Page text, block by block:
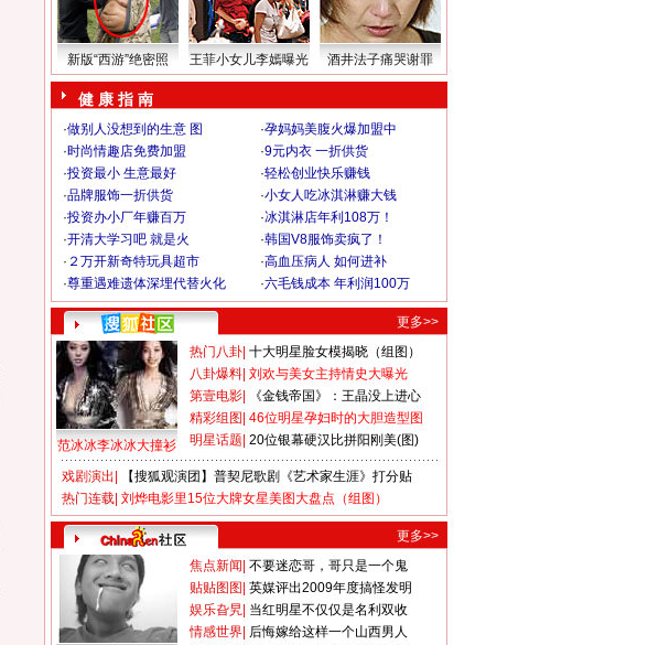
新版“西游”绝密照 王菲小女儿李嫣曝光 酒井法子痛哭谢罪
健 康 指 南
·做别人没想到的生意 图 ·孕妈妈美腹火爆加盟中
·时尚情趣店免费加盟 ·9元内衣 一折供货
·投资最小 生意最好 ·轻松创业快乐赚钱
·品牌服饰一折供货 ·小女人吃冰淇淋赚大钱
·投资办小厂年赚百万 ·冰淇淋店年利108万！
·开清大学习吧 就是火 ·韩国V8服饰卖疯了！
· ２万开新奇特玩具超市 ·高血压病人 如何进补
·尊重遇难遗体深埋代替火化 ·六毛钱成本 年利润100万
更多>>
范冰冰李冰冰大撞衫
热门八卦 十大明星脸女模揭晓（组图）
八卦爆料 刘欢与美女主持情史大曝光
第壹电影
《金钱帝国》：王晶没上进心
精彩组图 46位明星孕妇时的大胆造型图
明星话题 20位银幕硬汉比拼阳刚美(图)
戏剧演出
【搜狐观演团】普契尼歌剧《艺术家生涯》打分贴
热门连载 刘烨电影里15位大牌女星美图大盘点（组图）
更多>>
焦点新闻 不要迷恋哥，哥只是一个鬼
贴贴图图 英媒评出2009年度搞怪发明
娱乐旮旯 当红明星不仅仅是名利双收
情感世界 后悔嫁给这样一个山西男人